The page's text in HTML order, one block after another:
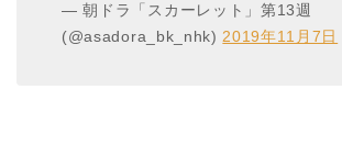
— 朝ドラ「スカーレット」第13週
(@asadora_bk_nhk) 2019年11月7日